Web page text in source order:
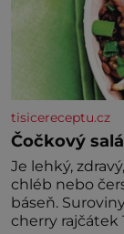
tisicereceptu.cz
Čočkový
Je lehký,
chléb nebo
báseň. Suroviny 250 g vaší oblíbené čočky 150 g
cherry rajčátek